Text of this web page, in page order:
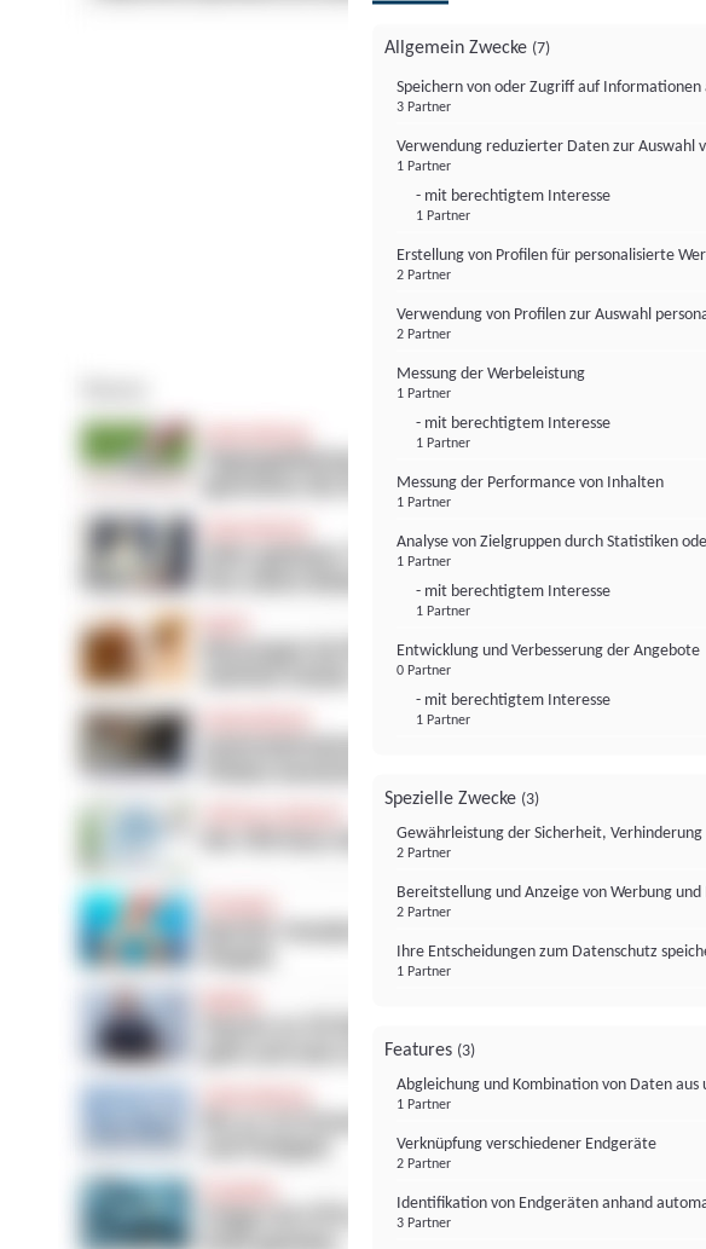
Allgemein Zwecke (7)
Speichern von oder Zugriff auf
3 Partner
Verwendung reduzierter Daten zur Auswahl
1 Partner
- mit berechtigtem Interesse
1 Partner
Erstellung von Profilen für personalisierte
2 Partner
Verwendung von Profilen zur Auswahl
2 Partner
Messung der Werbeleistung
1 Partner
- mit berechtigtem Interesse
1 Partner
Messung der Performance von Inhalten
1 Partner
Analyse von Zielgruppen durch Statistiken
1 Partner
- mit berechtigtem Interesse
1 Partner
Entwicklung und Verbesserung der Angebote
0 Partner
- mit berechtigtem Interesse
1 Partner
Spezielle Zwecke (3)
Gewährleistung der Sicherheit,
2 Partner
Bereitstellung und Anzeige von Werbung
2 Partner
Ihre Entscheidungen zum Datenschutz
1 Partner
Features (3)
Abgleichung und Kombination von Daten
1 Partner
Verknüpfung verschiedener Endgeräte
2 Partner
Identifikation von Endgeräten anhand
3 Partner